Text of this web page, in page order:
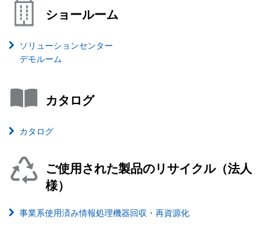
ショールーム
ソリューションセンター
デモルーム
カタログ
カタログ
ご使用された製品のリサイクル（法人
様）
事業系使用済み情報処理機器回収・再資源化